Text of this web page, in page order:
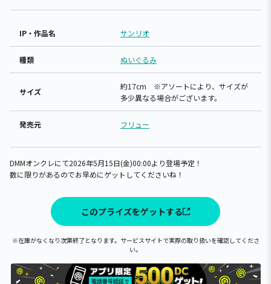
IP・作品名 サンリオ
種類 ぬいぐるみ
サイズ
約17cm ※アソートにより、サイズが
多少異なる場合がございます。
発売元 フリュー
DMMオンクレにて2026年5月15日(金)00:00より登場予定！
数に限りがあるのでお早めにゲットしてくださいね！
このプライズをゲットする
※在庫がなくなり次第終了となります。サービスサイトで実際の取り扱いを確認してくださ
い。